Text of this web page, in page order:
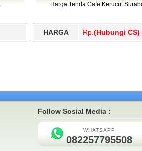
Harga Tenda Cafe Kerucut
HARGA Rp. (Hubungi CS)
Follow Sosial Media :
WHATSAPP
082257795508